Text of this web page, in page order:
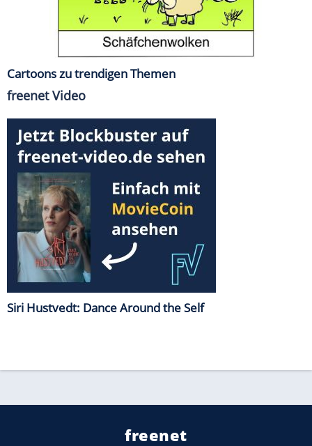
Cartoons zu trendigen Themen
freenet Video
Siri Hustvedt: Dance Around the Self
freenet